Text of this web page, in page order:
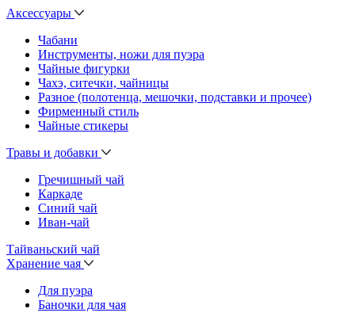
Аксессуары
Чабани
Инструменты, ножи для пуэра
Чайные фигурки
Чахэ, ситечки, чайницы
Разное (полотенца, мешочки, подставки и прочее)
Фирменный стиль
Чайные стикеры
Травы и добавки
Гречишный чай
Каркаде
Синий чай
Иван-чай
Тайваньский чай
Хранение чая
Для пуэра
Баночки для чая